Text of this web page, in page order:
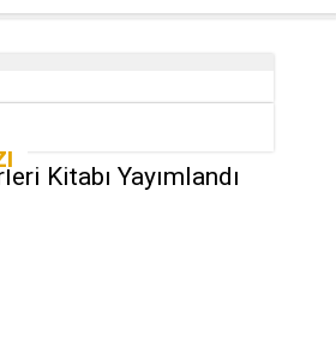
Kitabı Yayımlandı